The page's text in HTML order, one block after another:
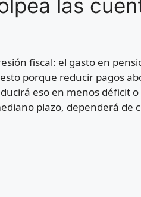
las
fiscal: el gasto en
porque reducir pagos
eso en menos déficit
plazo, dependerá de